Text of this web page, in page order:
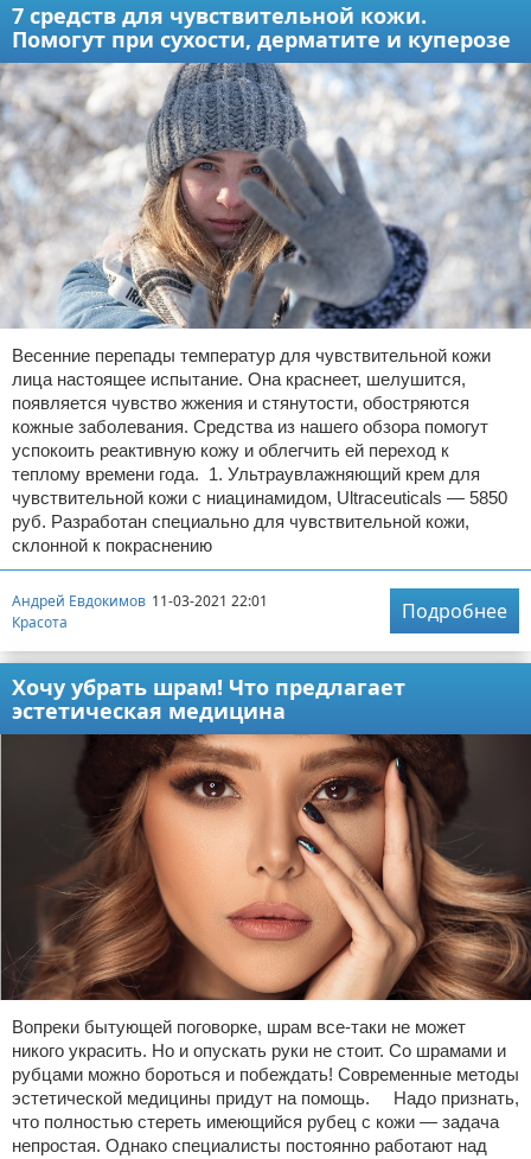
7 средств для чувствительной кожи.
Помогут при сухости, дерматите и куперозе
Весенние перепады температур для чувствительной кожи
лица настоящее испытание. Она краснеет, шелушится,
появляется чувство жжения и стянутости, обостряются
кожные заболевания. Средства из нашего обзора помогут
успокоить реактивную кожу и облегчить ей переход к
теплому времени года. 1. Ультраувлажняющий крем для
чувствительной кожи с ниацинамидом, Ultraсeuticals — 5850
руб. Разработан специально для чувствительной кожи,
склонной к покраснению
Андрей Евдокимов 11-03-2021 22:01
Красота
Подробнее
Хочу убрать шрам! Что предлагает
эстетическая медицина
Вопреки бытующей поговорке, шрам все-таки не может
никого украсить. Но и опускать руки не стоит. Со шрамами и
рубцами можно бороться и побеждать! Современные методы
эстетической медицины придут на помощь. Надо признать,
что полностью стереть имеющийся рубец с кожи — задача
непростая. Однако специалисты постоянно работают над